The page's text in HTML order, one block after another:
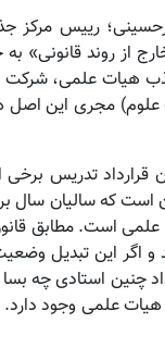
محمد خلج
عضو هیات علمی خارج از روند
هیات علمی،
علوم) مجری این
تدریس برخی
که سالیان سال
اگر این تبدیل
چنین استادی چه
علمی وجود دارد.